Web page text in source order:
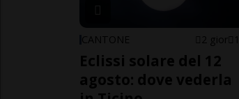
CANTONE 2 gior
Eclissi solare del 12
agosto: dove vederla